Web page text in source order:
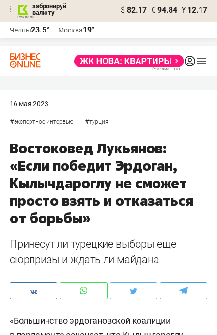
забронируй
валюту
$ 82.17 € 94.84 ¥ 12.17
Челны23.5° Москва19°
16 мая 2023
#экспертное интервью #турция
Востоковед Лукьянов:
«Если победит Эрдоган,
Кылычдароглу не сможет
просто взять и отказаться
от борьбы»
Принесут ли турецкие выборы еще
сюрпризы и ждать ли майдана
«Большинство эрдогановской коалиции